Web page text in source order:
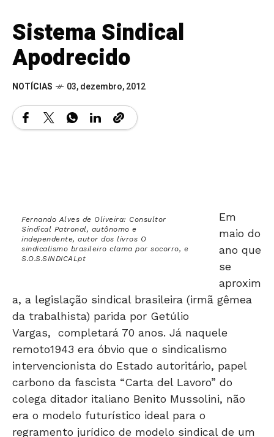
Sistema Sindical
Apodrecido
NOTÍCIAS 03, dezembro, 2012
independente, autor dos livros O
sindicalismo brasileiro clama por socorro, e
S.O.S.SINDICALpt
maio do
ano que
se
aproxim
a, a legislação sindical brasileira (irmã gêmea
da trabalhista) parida por Getúlio
Vargas, completará 70 anos. Já naquele
remoto1943 era óbvio que o sindicalismo
intervencionista do Estado autoritário, papel
carbono da fascista “Carta del Lavoro” do
colega ditador italiano Benito Mussolini, não
era o modelo futurístico ideal para o
regramento jurídico de modelo sindical de um
Brasil que, não obstante a fase